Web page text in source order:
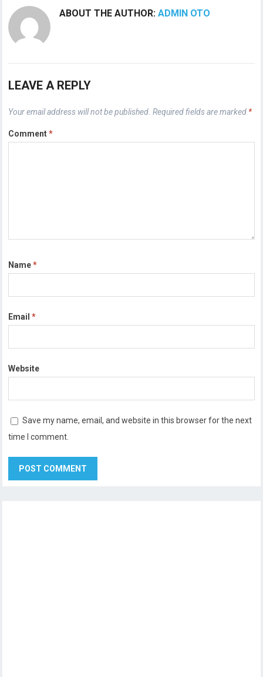
ABOUT THE AUTHOR:ADMIN OTO
LEAVE A REPLY
Your email address will not be published. Required fields are marked *
Comment*
Name*
Email*
Website
Save my name, email, and website in this browser for the next
time I comment.